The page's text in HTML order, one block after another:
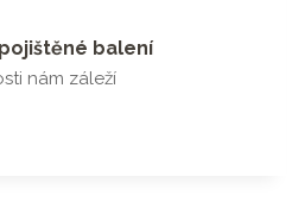
balení
nám záleží